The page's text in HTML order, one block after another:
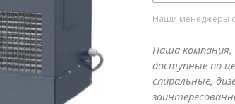
Наши менеджеры
Наша компания,
доступные по
спиральные,